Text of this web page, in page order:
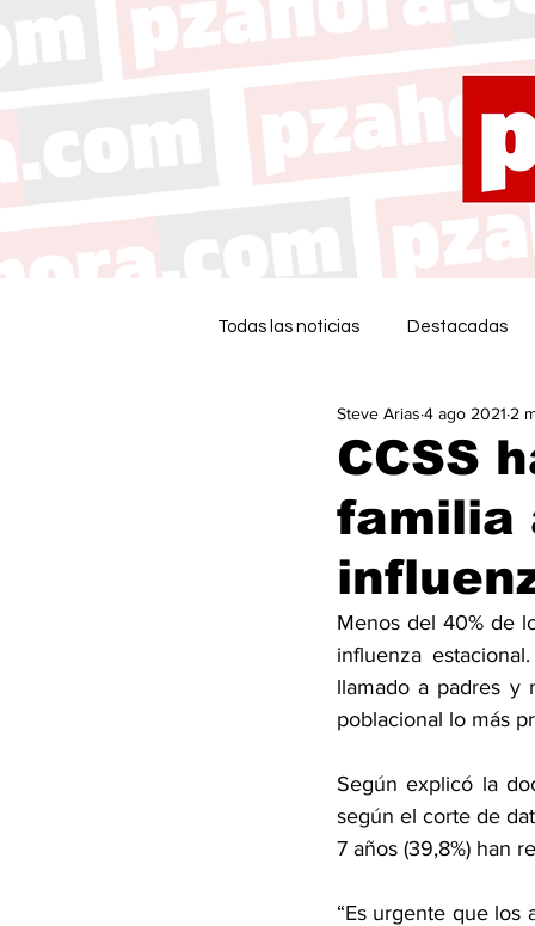
Todas las noticias Destacadas
CCSS
familia
Steve Arias 4 ago 2021 2
Menos del 40% de
influenza
llamado a padres y
poblacional lo más
Según explicó la
según el corte de
7 años (39,8%) han
“Es urgente que los